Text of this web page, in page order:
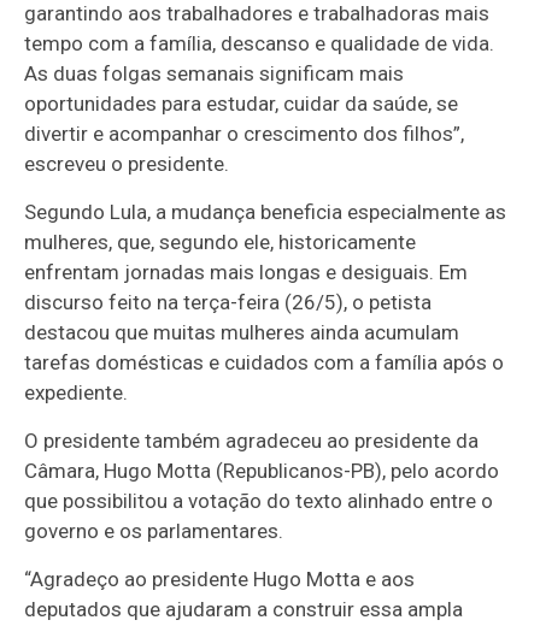
garantindo aos trabalhadores e trabalhadoras mais
tempo com a família, descanso e qualidade de vida.
As duas folgas semanais significam mais
oportunidades para estudar, cuidar da saúde, se
divertir e acompanhar o crescimento dos filhos”,
escreveu o presidente.
Segundo Lula, a mudança beneficia especialmente as
mulheres, que, segundo ele, historicamente
enfrentam jornadas mais longas e desiguais. Em
discurso feito na terça-feira (26/5), o petista
destacou que muitas mulheres ainda acumulam
tarefas domésticas e cuidados com a família após o
expediente.
O presidente também agradeceu ao presidente da
Câmara, Hugo Motta (Republicanos-PB), pelo acordo
que possibilitou a votação do texto alinhado entre o
governo e os parlamentares.
“Agradeço ao presidente Hugo Motta e aos
deputados que ajudaram a construir essa ampla